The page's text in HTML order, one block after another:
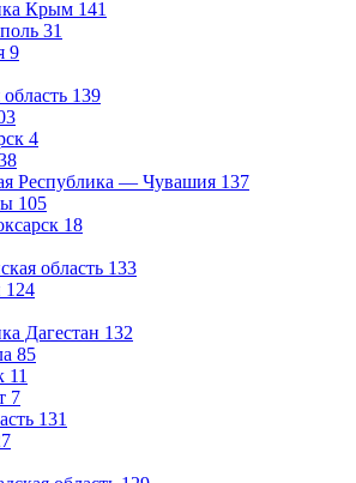
Крым 141
31
9
139
4
Республика — Чувашия 137
105
18
область 133
124
Дагестан 132
85
11
7
131